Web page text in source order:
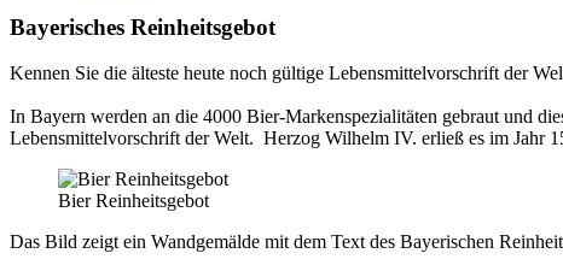
Bayerisches Reinheitsgebot
Kennen Sie die älteste heute noch gültige Lebensmittelvorschrift der
In Bayern werden an die 4000 Bier-Markenspezialitäten gebraut und
Lebensmittelvorschrift der Welt. Herzog Wilhelm IV. erließ es im Jahr
Bier Reinheitsgebot
Das Bild zeigt ein Wandgemälde mit dem Text des Bayerischen